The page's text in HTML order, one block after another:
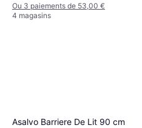
Ou 3 paiements de 53,00 €
4 magasins
Asalvo Barriere De Lit 90 cm